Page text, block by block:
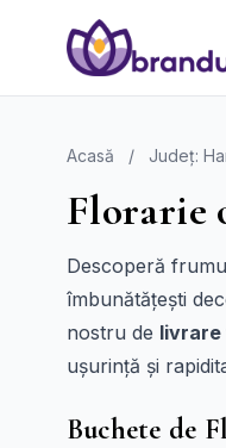
Acasă / Județ:
Florarie
Descoperă
îmbunătățești
nostru de livrare
ușurință și
Buchete de